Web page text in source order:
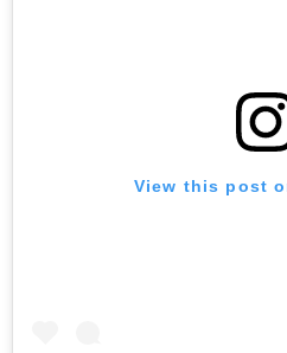
View this post